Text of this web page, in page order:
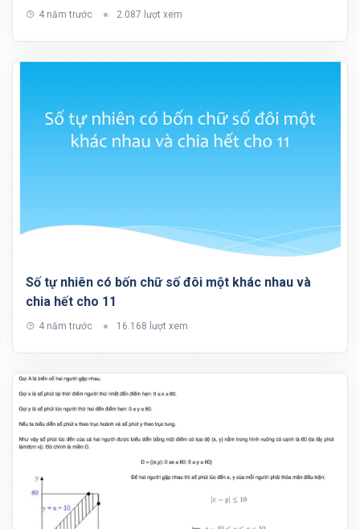
4 năm trước 2.087 lượt xem
Số tự nhiên có bốn chữ số đôi một khác nhau và
chia hết cho 11
4 năm trước 16.168 lượt xem